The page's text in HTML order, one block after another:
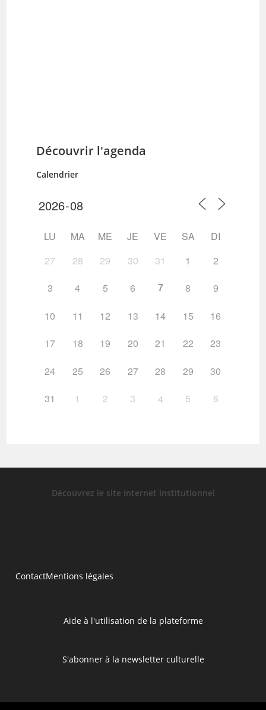
Découvrir l'agenda
Calendrier
LU MA ME JE VE SA
DI
27
28 29 30 31 1 2
3 4 5 6 7 8 9
10 11 12 13 14 15 16
17 18 19 20 21 22 23
24 25 26 27 28 29 30
31 1 2 3 4 5 6
Découvrez le site internet institutionnel
ContactMentions légales
Aide à l'utilisation de la plateforme
S'abonner à la newsletter culturelle